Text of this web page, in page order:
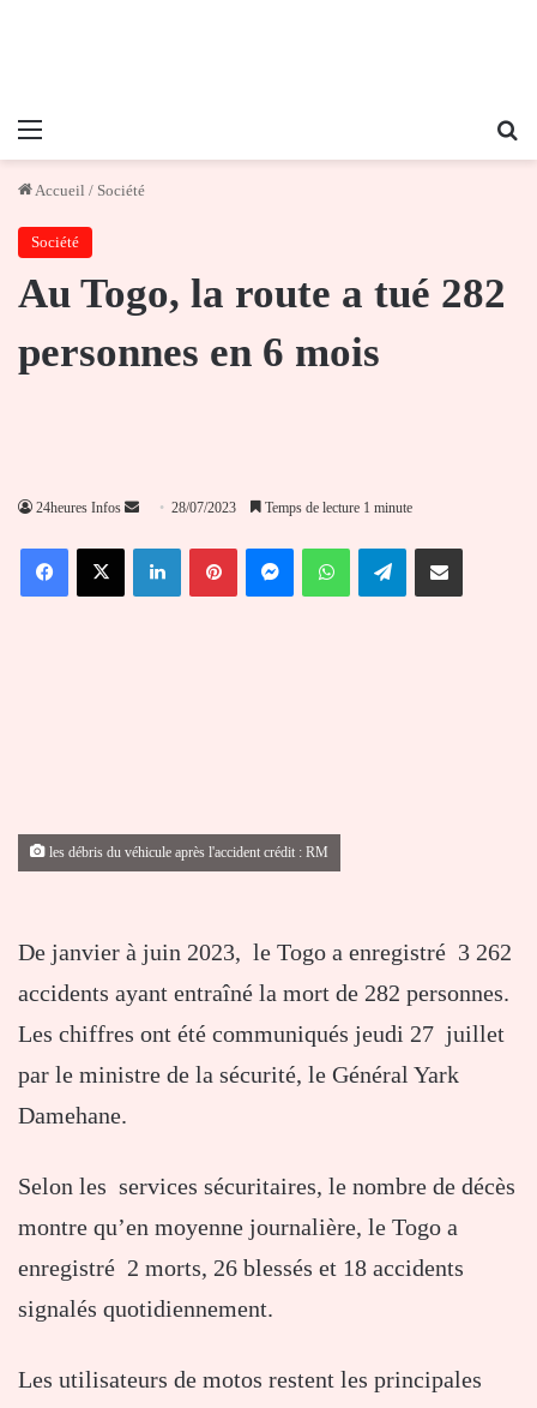
Menu
Accueil / Société
Société
Au Togo, la route a tué 282
personnes en 6 mois
24heures Infos
Envoyer
courriel
28/07/2023 Temps de lecture 1 minute
FacebookX LinkedinPinterestMessengerWhatsAppTelegramPartager par email
les débris du véhicule après l'accident crédit : RM
De janvier à juin 2023, le Togo a enregistré 3 262
accidents ayant entraîné la mort de 282 personnes.
Les chiffres ont été communiqués jeudi 27 juillet
par le ministre de la sécurité, le Général Yark
Damehane.
Selon les services sécuritaires, le nombre de décès
montre qu’en moyenne journalière, le Togo a
enregistré 2 morts, 26 blessés et 18 accidents
signalés quotidiennement.
Les utilisateurs de motos restent les principales